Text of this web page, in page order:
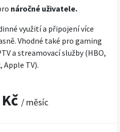
náročné uživatele.
využití a připojení více
Vhodné také pro gaming
a streamovací služby (HBO,
Apple TV).
Kč / měsíc